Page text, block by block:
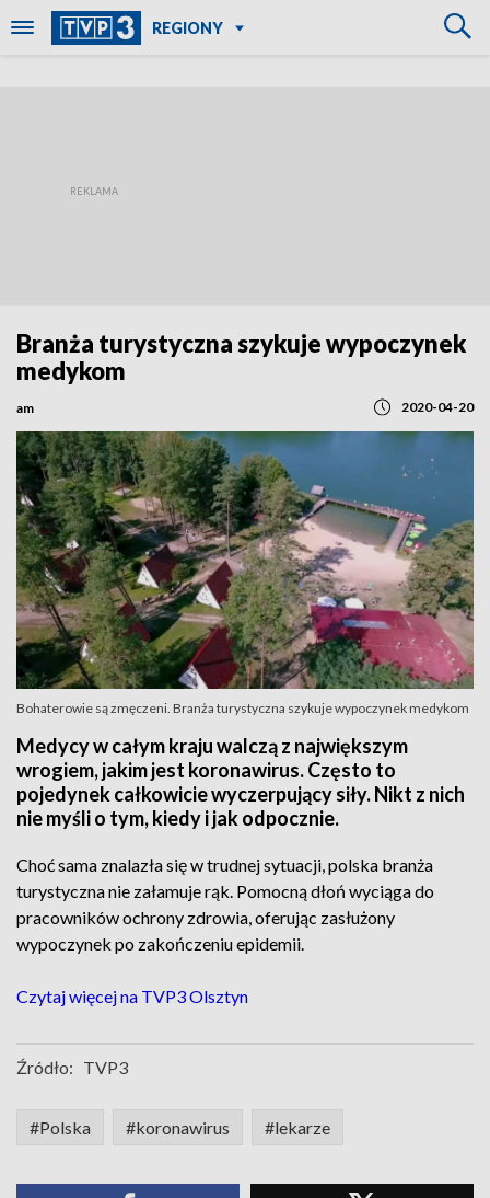
REGIONY
Branża turystyczna szykuje wypoczynek
medykom
am 2020-04-20
Bohaterowie są zmęczeni. Branża turystyczna szykuje wypoczynek medykom
Medycy w całym kraju walczą z największym
wrogiem, jakim jest koronawirus. Często to
pojedynek całkowicie wyczerpujący siły. Nikt z nich
nie myśli o tym, kiedy i jak odpocznie.
Choć sama znalazła się w trudnej sytuacji, polska branża
turystyczna nie załamuje rąk. Pomocną dłoń wyciąga do
pracowników ochrony zdrowia, oferując zasłużony
wypoczynek po zakończeniu epidemii.
Czytaj więcej na TVP3 Olsztyn
Źródło: TVP3
#Polska #koronawirus #lekarze